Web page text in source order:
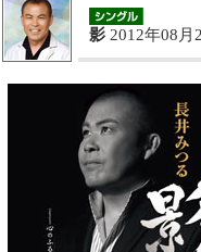
影 2012年08月